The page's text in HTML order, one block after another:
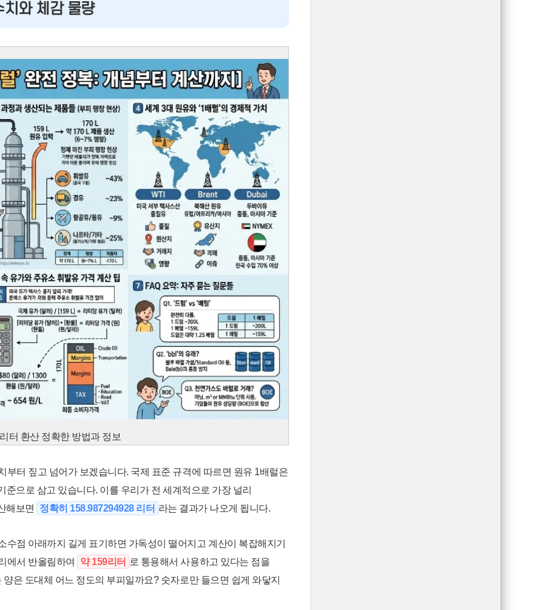
와 체감 물량
터 환산 정확한 방법과 정보
부터 짚고 넘어가 보겠습니다. 국제 표준 규격에 따르면 원유 1배럴은
으로 삼고 있습니다. 이를 우리가 전 세계적으로 가장 널리
해보면
정확히 158.987294928 리터 라는 결과가 나오게 됩니다.
점 아래까지 길게 표기하면 가독성이 떨어지고 계산이 복잡해지기
에서 반올림하여
약 159리터
로 통용해서 사용하고 있다는 점을
은 도대체 어느 정도의 부피일까요? 숫자로만 들으면 쉽게 와닿지